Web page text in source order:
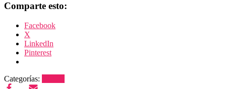
Comparte esto:
Facebook
X
LinkedIn
Pinterest
Categorías: